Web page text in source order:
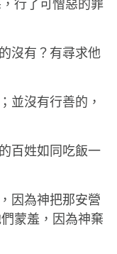
行了可憎惡的罪
沒有？有尋求他
並沒有行善的，
百姓如同吃飯一
因為神把那安營
蒙羞，因為神棄